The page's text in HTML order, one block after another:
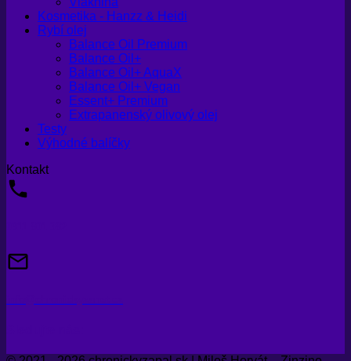
Kosmetika - Hanzz & Heidi
Rybí olej
Balance Oil Premium
Balance Oil+
Balance Oil+ AquaX
Balance Oil+ Vegan
Essent+ Premium
Extrapanenský olivový olej
Testy
Výhodné balíčky
Kontakt